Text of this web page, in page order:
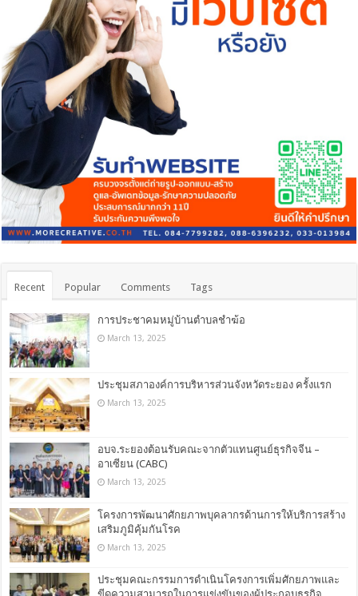
Recent Popular Comments Tags
การประชาคมหมู่บ้านตำบลชำฆ้อ
March 13, 2025
ประชุมสภาองค์การบริหารส่วนจังหวัดระยอง ครั้งแรก
March 13, 2025
อบจ.ระยองต้อนรับคณะจากตัวแทนศูนย์ธุรกิจจีน –
อาเซียน (CABC)
March 13, 2025
โครงการพัฒนาศักยภาพบุคลากรด้านการให้บริการสร้าง
เสริมภูมิคุ้มกันโรค
March 13, 2025
ประชุมคณะกรรมการดำเนินโครงการเพิ่มศักยภาพและ